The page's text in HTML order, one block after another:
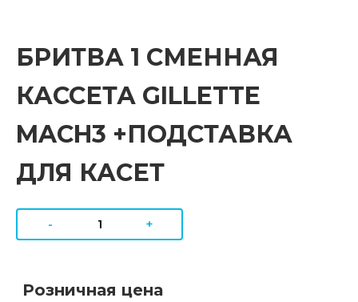
БРИТВА 1 СМЕННАЯ
КАССЕТА GILLETTE
MACH3 +ПОДСТАВКА
ДЛЯ КАСЕТ
- +
Розничная цена